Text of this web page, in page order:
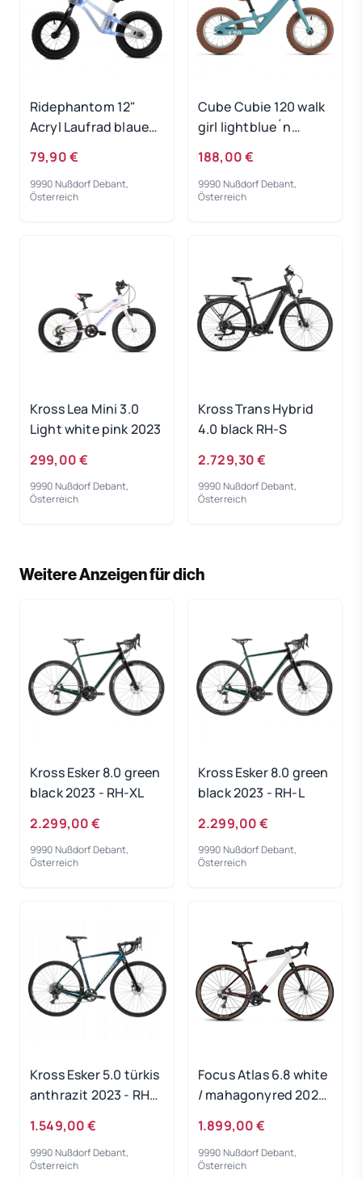
Ridephantom 12"
Acryl Laufrad blaues
79,90 €
9990 Nußdorf Debant,
Österreich
Cube Cubie 120 walk
girl lightblue´n
188,00 €
9990 Nußdorf Debant,
Österreich
Kross Lea Mini 3.0
Light white pink 2023
299,00 €
9990 Nußdorf Debant,
Österreich
Kross Trans Hybrid
4.0 black RH-S
2.729,30 €
9990 Nußdorf Debant,
Österreich
Weitere Anzeigen für dich
Kross Esker 8.0 green
black 2023 - RH-XL
2.299,00 €
9990 Nußdorf Debant,
Österreich
Kross Esker 8.0 green
black 2023 - RH-L
2.299,00 €
9990 Nußdorf Debant,
Österreich
Kross Esker 5.0 türkis
anthrazit 2023 - RH-
1.549,00 €
9990 Nußdorf Debant,
Österreich
Focus Atlas 6.8 white
/ mahagonyred 2024
1.899,00 €
9990 Nußdorf Debant,
Österreich